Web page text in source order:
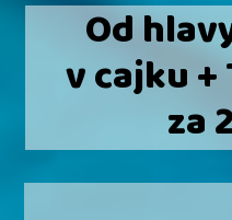
Od
v cajku +
za